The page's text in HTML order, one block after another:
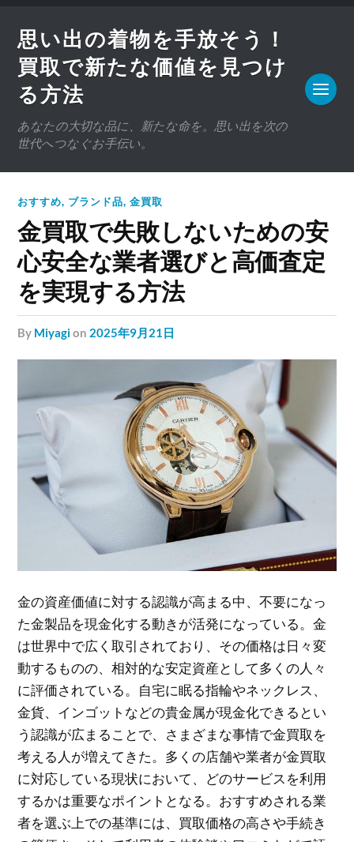
思い出の着物を手放そう！
買取で新たな価値を見つけ
る方法
あなたの大切な品に、新たな命を。思い出を次の
世代へつなぐお手伝い。
おすすめ, ブランド品,金買取
金買取で失敗しないための安
心安全な業者選びと高価査定
を実現する方法
by Miyagion 2025年9月21日
金の資産価値に対する認識が高まる中、不要になっ
た金製品を現金化する動きが活発になっている。金
は世界中で広く取引されており、その価格は日々変
動するものの、相対的な安定資産として多くの人々
に評価されている。自宅に眠る指輪やネックレス、
金貨、インゴットなどの貴金属が現金化できるとい
う認識が広まることで、さまざまな事情で金買取を
考える人が増えてきた。多くの店舗や業者が金買取
に対応している現状において、どのサービスを利用
するかは重要なポイントとなる。おすすめされる業
者を選ぶ上での基準には、買取価格の高さや手続き